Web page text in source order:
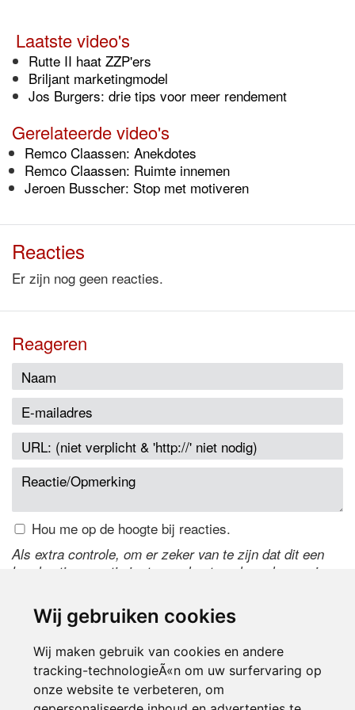
Wij gebruiken cookies
Wij maken gebruik van cookies en andere
tracking-technologieÃ«n om uw surfervaring op
onze website te verbeteren, om
Laatste video's
Rutte II haat ZZP'ers
Briljant marketingmodel
Jos Burgers: drie tips voor meer rendement
Gerelateerde video's
Remco Claassen: Anekdotes
Remco Claassen: Ruimte innemen
Jeroen Busscher: Stop met motiveren
Reacties
Er zijn nog geen reacties.
Reageren
Hou me op de hoogte bij reacties.
Als extra controle, om er zeker van te zijn dat dit een
handmatige reactie is, typ onderstaande code over in
de code te wijzigen.